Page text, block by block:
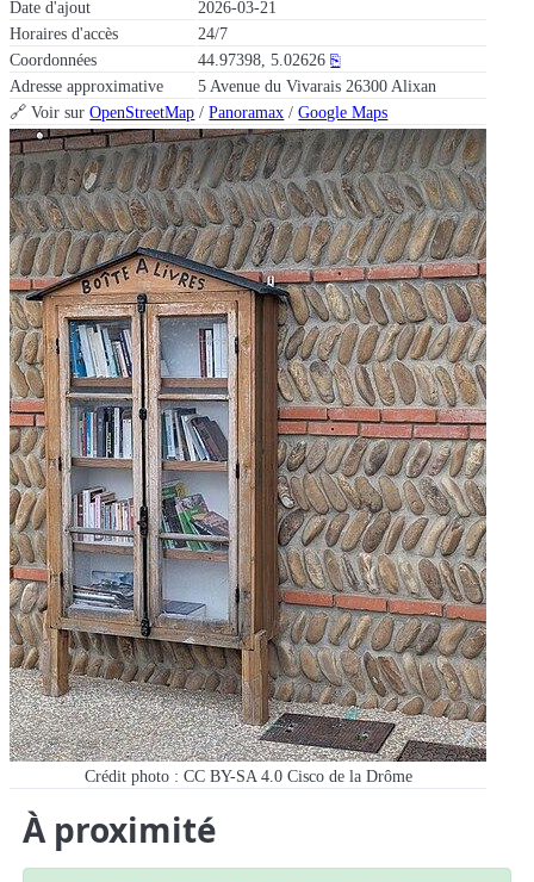
Date d'ajout
2026-03-21
Horaires d'accès
24/7
Coordonnées
44.97398, 5.02626 ⎘
Adresse approximative
5 Avenue du Vivarais 26300 Alixan
🔗 Voir surOpenStreetMap /Panoramax /Google Maps
Crédit photo : CC BY-SA 4.0 Cisco de la Drôme
À proximité